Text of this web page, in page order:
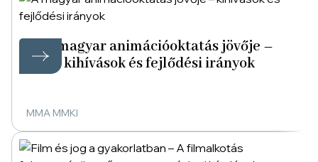
A magyar animációoktatás jövője –
kihívások és fejlődési irányok
MMA MMKI